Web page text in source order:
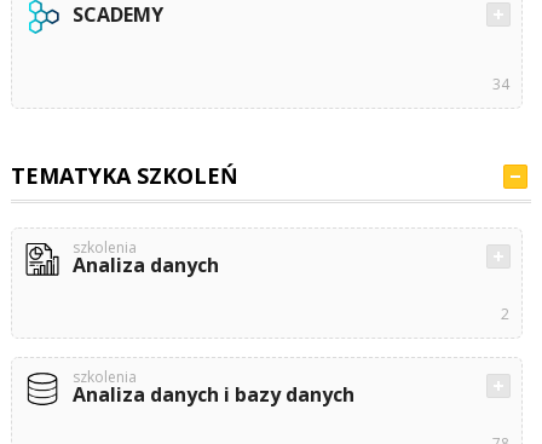
SCADEMY
34
TEMATYKA SZKOLEŃ
szkolenia
Analiza danych
2
szkolenia
Analiza danych i bazy danych